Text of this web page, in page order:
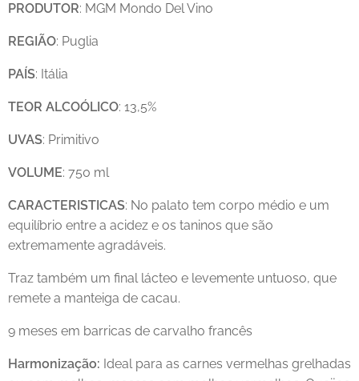
PRODUTOR: MGM Mondo Del Vino
REGIÃO: Puglia
PAÍS: Itália
TEOR ALCOÓLICO: 13,5%
UVAS: Primitivo
VOLUME: 750 ml
CARACTERISTICAS: No palato tem corpo médio e um
equilíbrio entre a acidez e os taninos que são
extremamente agradáveis.
Traz também um final lácteo e levemente untuoso, que
remete a manteiga de cacau.
9 meses em barricas de carvalho francês
Harmonização: Ideal para as carnes vermelhas grelhadas